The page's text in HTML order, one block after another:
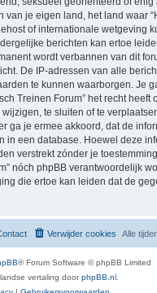
van je eigen land, het land waar
of internationale wetgeving
berichten kan ertoe
wordt verbannen van dit
De IP-adressen van alle
te kunnen waarborgen. Je
Treinen Forum” het recht heeft
te sluiten of te
ga je ermee akkoord, dat de
in een database. Hoewel deze
verstrekt zónder je
nóch phpBB verantwoordelijk
die ertoe kan leiden dat de
Alle
Verwijder cookies
® Forum Software © phpBB Limited
vertaling doorphpBB.nl